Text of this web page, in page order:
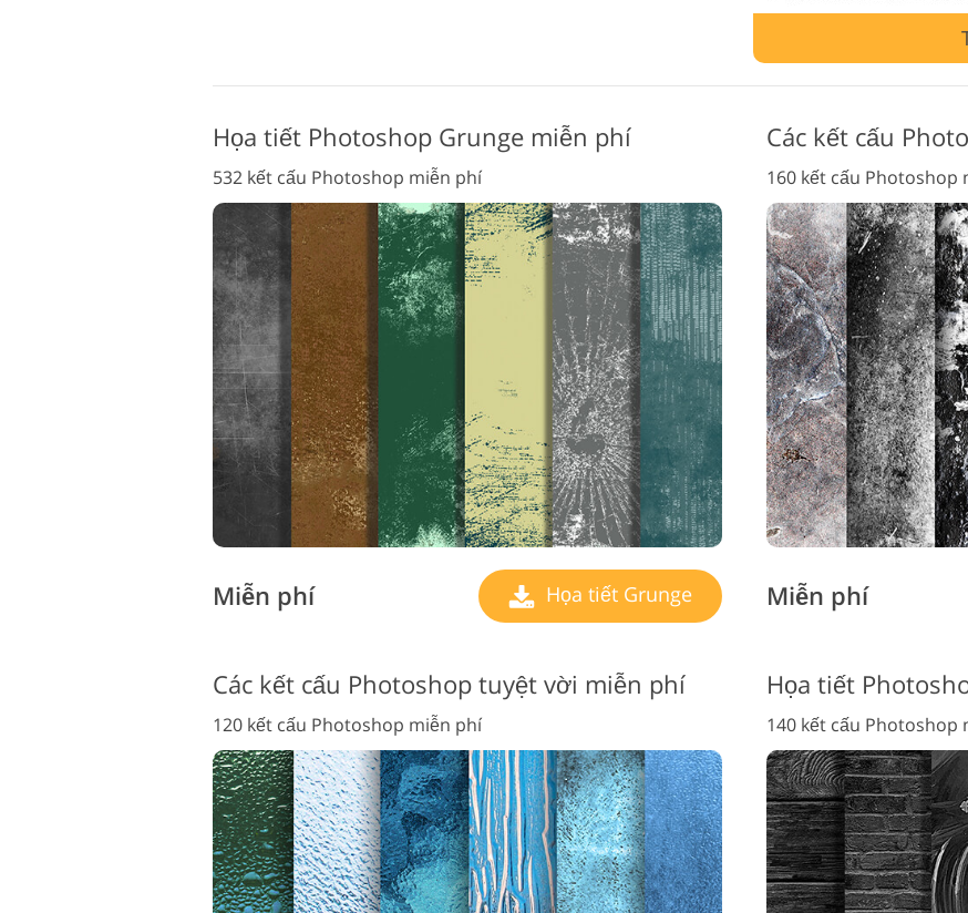
Họa tiết Photoshop Grunge miễn phí
532 kết cấu Photoshop miễn phí
Miễn phí Họa tiết Grunge
Các kết cấu
160 kết cấu Photoshop
Miễn phí
Các kết cấu Photoshop tuyệt vời miễn phí
120 kết cấu Photoshop miễn phí
Họa tiết
140 kết cấu Photoshop